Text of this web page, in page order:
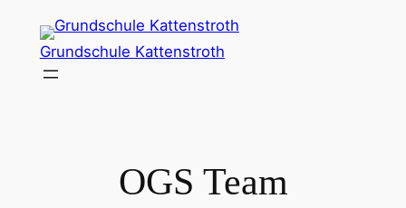
Inhalt
springen
Grundschule Kattenstroth
OGS Team